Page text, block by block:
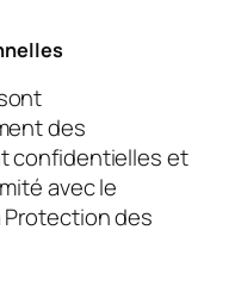
des
confidentielles et
avec le
Protection des